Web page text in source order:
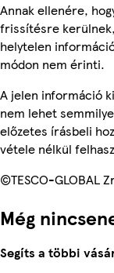
Annak ellenére,
frissítésre
helytelen
módon nem érinti.
A jelen információ
nem lehet
előzetes írásbeli
vétele nélkül
©TESCO-GLOBAL
Még
Segíts a többi